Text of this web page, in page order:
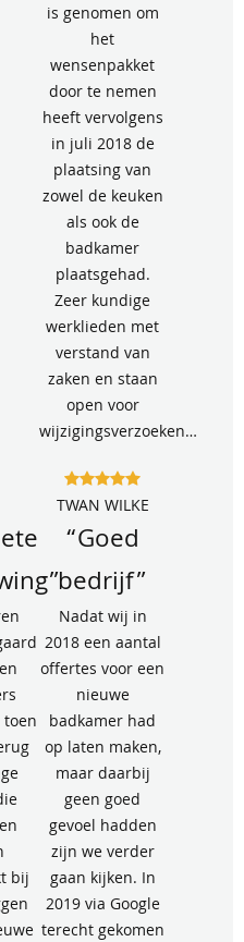
is genomen om
het
wensenpakket
door te nemen
heeft vervolgens
in juli 2018 de
plaatsing van
zowel de keuken
als ook de
badkamer
plaatsgehad.
Zeer kundige
werklieden met
verstand van
zaken en staan
open voor
wijzigingsverzoeken…
TWAN WILKE
bij
“Goed
bedrijf”
Nadat wij in
2018 een aantal
offertes voor een
nieuwe
badkamer had
op laten maken,
maar daarbij
geen goed
gevoel hadden
zijn we verder
gaan kijken. In
2019 via Google
terecht gekomen